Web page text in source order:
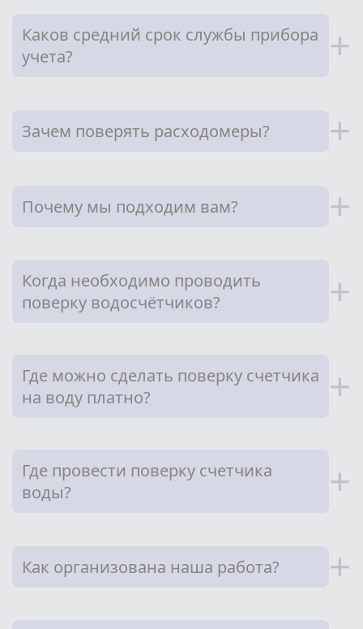
Каков средний срок службы прибора
учета?
+
Зачем поверять расходомеры? +
Почему мы подходим вам? +
Когда необходимо проводить
поверку водосчётчиков?
+
Где можно сделать поверку счетчика
на воду платно?
+
Где провести поверку счетчика
воды?
+
Как организована наша работа? +